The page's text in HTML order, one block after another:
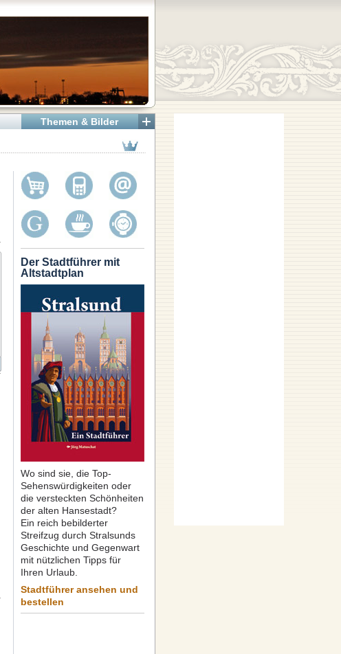
Themen & Bilder
Der Stadtführer mit
Altstadtplan
Wo sind sie, die Top-
Sehenswürdigkeiten oder
die versteckten Schönheiten
der alten Hansestadt?
Ein reich bebilderter
Streifzug durch Stralsunds
Geschichte und Gegenwart
mit nützlichen Tipps für
Ihren Urlaub.
Stadtführer ansehen und
bestellen